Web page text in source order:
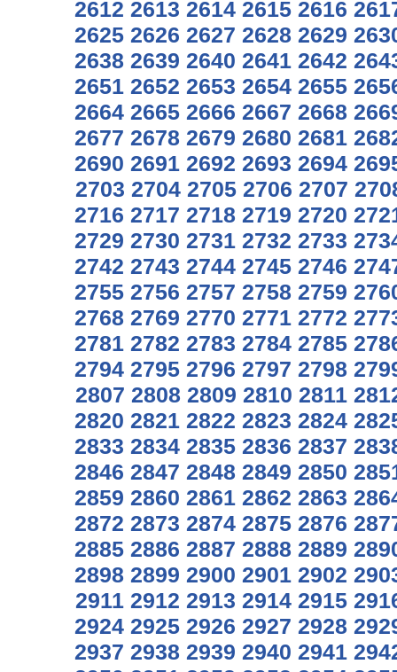
2612 2613 2614 2615 2616
2625 2626 2627 2628 2629
2638 2639 2640 2641 2642
2651 2652 2653 2654 2655
2664 2665 2666 2667 2668
2677 2678 2679 2680 2681
2690 2691 2692 2693 2694
2703 2704 2705 2706 2707
2716 2717 2718 2719 2720
2729 2730 2731 2732 2733
2742 2743 2744 2745 2746
2755 2756 2757 2758 2759
2768 2769 2770 2771 2772
2781 2782 2783 2784 2785
2794 2795 2796 2797 2798
2807 2808 2809 2810 2811
2820 2821 2822 2823 2824
2833 2834 2835 2836 2837
2846 2847 2848 2849 2850
2859 2860 2861 2862 2863
2872 2873 2874 2875 2876
2885 2886 2887 2888 2889
2898 2899 2900 2901 2902
2911 2912 2913 2914 2915
2924 2925 2926 2927 2928
2937 2938 2939 2940 2941